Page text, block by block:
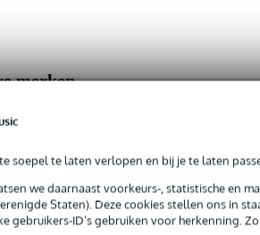
soepel te laten verlopen en bij je te laten
we daarnaast voorkeurs-, statistische en
Staten). Deze cookies stellen ons in
gebruikers-ID’s gebruiken voor herkenning.
nee
679 gr
x 14,0 x 7,5 cm
merken